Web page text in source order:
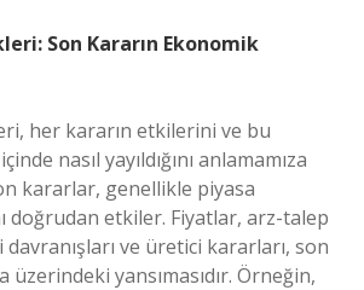
Son Kararın Ekonomik
her kararın etkilerini ve bu
nasıl yayıldığını anlamamıza
kararlar, genellikle piyasa
doğrudan etkiler. Fiyatlar, arz-talep
ve üretici kararları, son
üzerindeki yansımasıdır. Örneğin,